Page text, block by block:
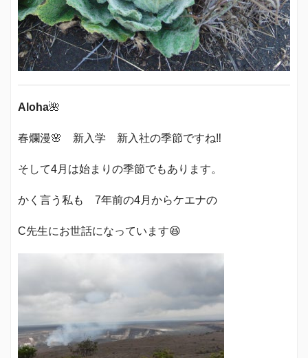
Aloha🌺
春爛漫🌸 新入学 新入社の季節ですね‼️
そして4月は始まりの季節でもあります。
かく言う私も 7年前の4月からケエナの
C先生にお世話になっています😆